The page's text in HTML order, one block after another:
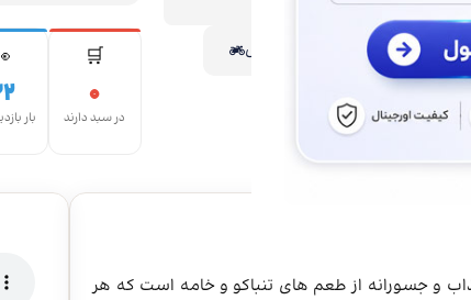
🛒
0
در سبد دارند بار
راهنمای ارسال سفارش
و جسورانه از طعم‌ های تنباکو و خامه است که هر